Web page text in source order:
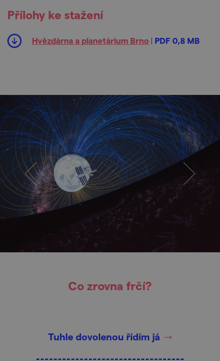
Přílohy ke stažení
Hvězdárna a planetárium Brno | PDF 0,8 MB
Co zrovna frčí?
Tuhle dovolenou řídím já